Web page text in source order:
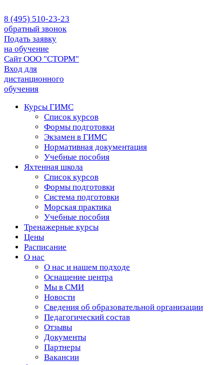
8 (495) 510-23-23
обратный звонок
Подать заявку
на обучение
Сайт ООО "СТОРМ"
Вход для
дистанционного
обучения
Курсы ГИМС
Список курсов
Формы подготовки
Экзамен в ГИМС
Нормативная документация
Учебные пособия
Яхтенная школа
Список курсов
Формы подготовки
Cистема подготовки
Морская практика
Учебные пособия
Тренажерные курсы
Цены
Расписание
О нас
О нас и нашем подходе
Оснащение центра
Мы в СМИ
Новости
Сведения об образовательной организации
Педагогический состав
Отзывы
Документы
Партнеры
Вакансии